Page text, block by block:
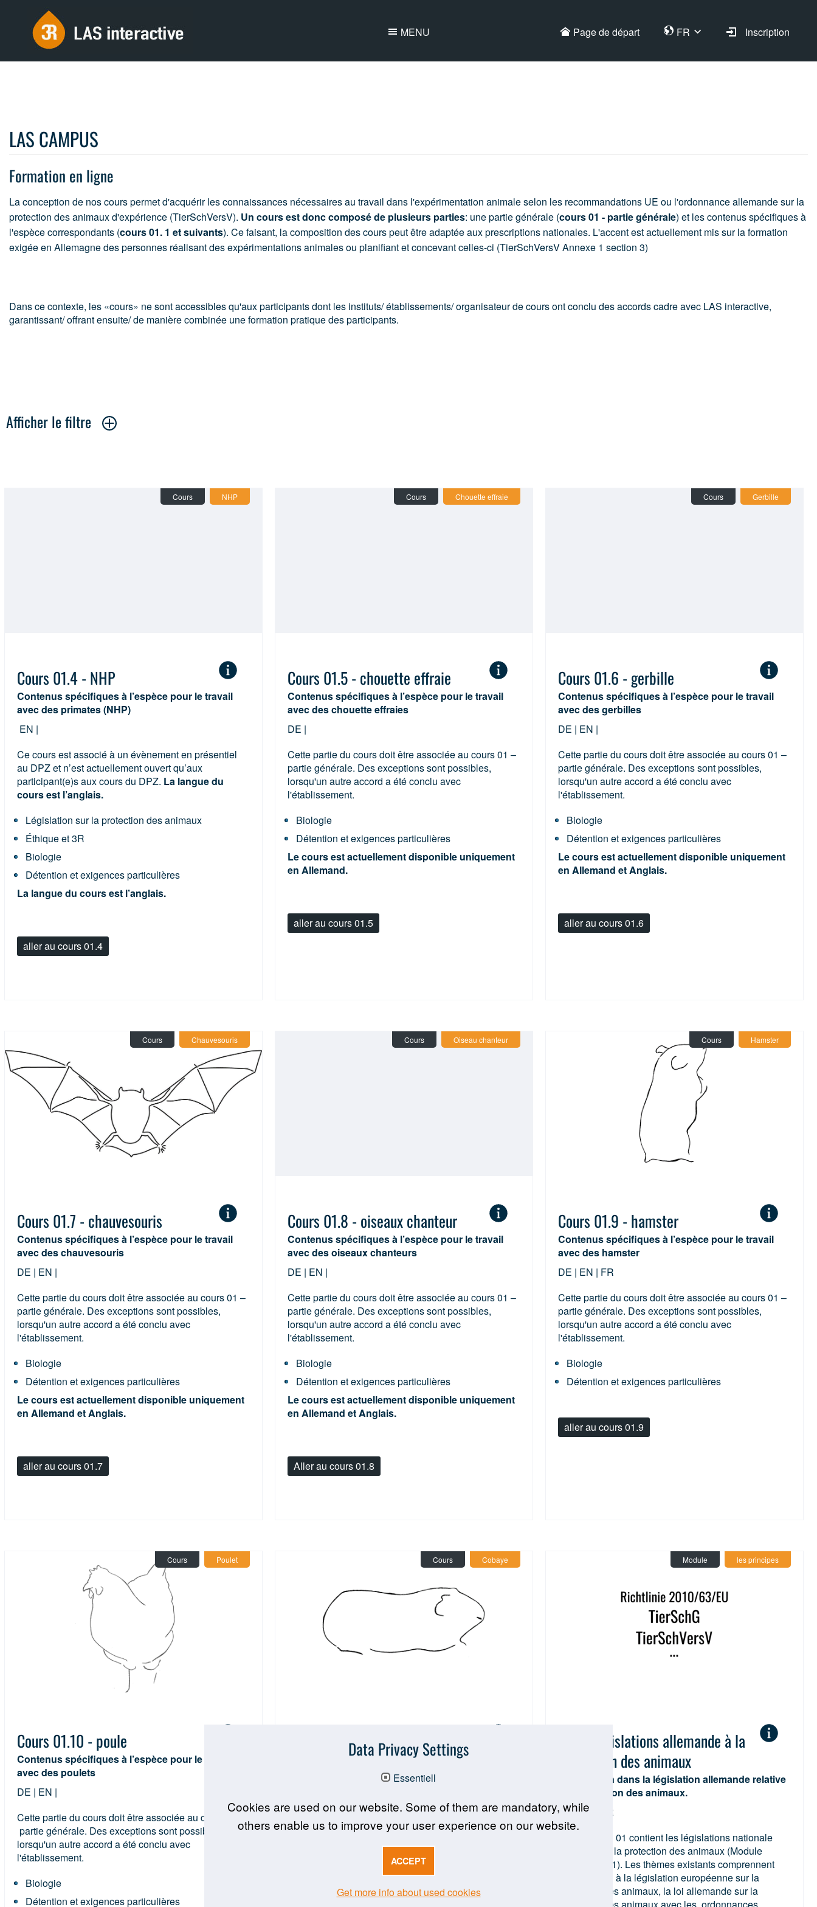
MENU Page de départ FR Inscription
LAS CAMPUS
Formation en ligne
La conception de nos cours permet d'acquérir les connaissances nécessaires au travail dans l'expérimentation animale selon les recommandations UE ou l'ordonnance allemande sur la
protection des animaux d'expérience (TierSchVersV). Un cours est donc composé de plusieurs parties: une partie générale (cours 01 - partie générale) et les contenus spécifiques à
l'espèce correspondants (cours 01. 1 et suivants). Ce faisant, la composition des cours peut être adaptée aux prescriptions nationales. L'accent est actuellement mis sur la formation
exigée en Allemagne des personnes réalisant des expérimentations animales ou planifiant et concevant celles-ci (TierSchVersV Annexe 1 section 3)
Dans ce contexte, les «cours» ne sont accessibles qu'aux participants dont les instituts/ établissements/ organisateur de cours ont conclu des accords cadre avec LAS interactive,
garantissant/ offrant ensuite/ de manière combinée une formation pratique des participants.
Afficher le filtre
Cours (14)
Cours NHP
Cours 01.4 - NHP
Contenus spécifiques à l’espèce pour le travail
avec des primates (NHP)
EN |
Ce cours est associé à un évènement en présentiel
au DPZ et n’est actuellement ouvert qu’aux
participant(e)s aux cours du DPZ. La langue du
cours est l’anglais.
Législation sur la protection des animaux
Éthique et 3R
Biologie
Détention et exigences particulières
La langue du cours est l’anglais.
aller au cours 01.4
Cours Chouette effraie
Cours 01.5 - chouette effraie
Contenus spécifiques à l’espèce pour le travail
avec des chouette effraies
DE |
Cette partie du cours doit être associée au cours 01 –
partie générale. Des exceptions sont possibles,
lorsqu'un autre accord a été conclu avec
l'établissement.
Biologie
Détention et exigences particulières
Le cours est actuellement disponible uniquement
en Allemand.
aller au cours 01.5
Cours Gerbille
Cours 01.6 - gerbille
Contenus spécifiques à l’espèce pour le travail
avec des gerbilles
DE | EN |
Cette partie du cours doit être associée au cours 01 –
partie générale. Des exceptions sont possibles,
lorsqu'un autre accord a été conclu avec
l'établissement.
Biologie
Détention et exigences particulières
Le cours est actuellement disponible uniquement
en Allemand et Anglais.
aller au cours 01.6
Cours Chauvesouris
Cours 01.7 - chauvesouris
Contenus spécifiques à l’espèce pour le travail
avec des chauvesouris
DE | EN |
Cette partie du cours doit être associée au cours 01 –
partie générale. Des exceptions sont possibles,
lorsqu'un autre accord a été conclu avec
l'établissement.
Biologie
Détention et exigences particulières
Le cours est actuellement disponible uniquement
en Allemand et Anglais.
aller au cours 01.7
Cours Oiseau chanteur
Cours 01.8 - oiseaux chanteur
Contenus spécifiques à l’espèce pour le travail
avec des oiseaux chanteurs
DE | EN |
Cette partie du cours doit être associée au cours 01 –
partie générale. Des exceptions sont possibles,
lorsqu'un autre accord a été conclu avec
l'établissement.
Biologie
Détention et exigences particulières
Le cours est actuellement disponible uniquement
en Allemand et Anglais.
Aller au cours 01.8
Cours Hamster
Cours 01.9 - hamster
Contenus spécifiques à l’espèce pour le travail
avec des hamster
DE | EN | FR
Cette partie du cours doit être associée au cours 01 –
partie générale. Des exceptions sont possibles,
lorsqu'un autre accord a été conclu avec
l'établissement.
Biologie
Détention et exigences particulières
aller au cours 01.9
Cours Poulet
Cours 01.10 - poule
Contenus spécifiques à l’espèce pour le travail
avec des poulets
DE | EN |
Cette partie du cours doit être associée au cours 01 –
partie générale. Des exceptions sont possibles,
lorsqu'un autre accord a été conclu avec
l'établissement.
Biologie
Détention et exigences particulières
Cours Cobaye
Cours 01.11 - cobaye
Contenus spécifiques à l’espèce pour le travail
partie générale. Des exceptions sont possibles,
lorsqu'un autre accord a été conclu avec
Détention et exigences particulières
Module les principes
C 01 : législations allemande à la
protection des animaux
Introduction dans la législation allemande relative
à la protection des animaux.
DE | EN | FR
Le module C 01 contient les législations nationale
allemande à la protection des animaux (Module
central UE 01). Les thèmes existants comprennent
l’introduction à la législation européenne sur la
protection des animaux, la loi allemande sur la
Data Privacy Settings
Essentiell
Cookies are used on our website. Some of them are mandatory, while
others enable us to improve your user experience on our website.
ACCEPT
Get more info about used cookies